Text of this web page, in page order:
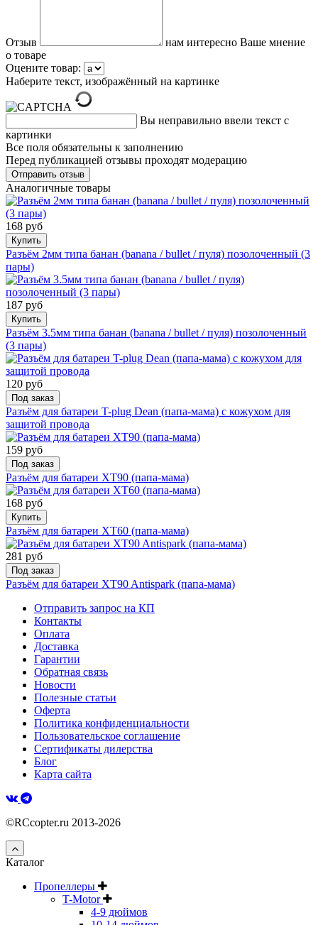
Отзыв
нам интересно Ваше мнение
о товаре
Оцените товар:
Наберите текст, изображённый на картинке
Вы неправильно ввели текст с
картинки
Все поля обязательны к заполнению
Перед публикацией отзывы проходят модерацию
Аналогичные товары
168 руб
Купить
Разъём 2мм типа банан (banana / bullet / пуля) позолоченный (3
пары)
187 руб
Купить
Разъём 3.5мм типа банан (banana / bullet / пуля) позолоченный
(3 пары)
120 руб
Под заказ
Разъём для батареи T-plug Dean (папа-мама) с кожухом для
защитой провода
159 руб
Под заказ
Разъём для батареи XT90 (папа-мама)
168 руб
Купить
Разъём для батареи XT60 (папа-мама)
281 руб
Под заказ
Разъём для батареи XT90 Antispark (папа-мама)
Отправить запрос на КП
Контакты
Оплата
Доставка
Гарантии
Обратная связь
Новости
Полезные статьи
Оферта
Политика конфиденциальности
Пользовательское соглашение
Сертификаты дилерства
Блог
Карта сайта
©RCcopter.ru 2013-2026
Каталог
Пропеллеры
T-Motor
4-9 дюймов